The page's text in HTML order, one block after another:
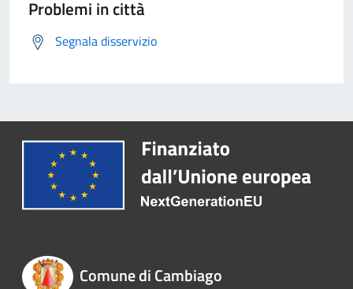
Problemi in città
Segnala disservizio
Comune di Cambiago